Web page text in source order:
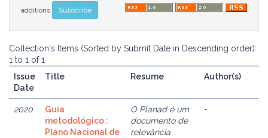
additions
Collection's Items (Sorted by Submit Date in Descending order):
1 to 1 of 1
Issue
Date
Title Resume Author(s)
2020
Guia
metodológico :
Plano Nacional de
O Planad é um
documento de
relevância
-